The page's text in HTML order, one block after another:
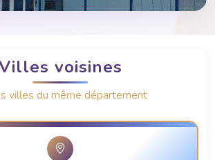
voisines
villes du même département